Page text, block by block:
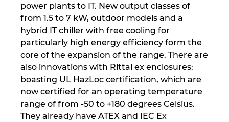
power plants to IT. New output classes of
from 1.5 to 7 kW, outdoor models and a
hybrid IT chiller with free cooling for
particularly high energy efficiency form the
core of the expansion of the range. There are
also innovations with Rittal ex enclosures:
boasting UL HazLoc certification, which are
now certified for an operating temperature
range of from -50 to +180 degrees Celsius.
They already have ATEX and IEC Ex